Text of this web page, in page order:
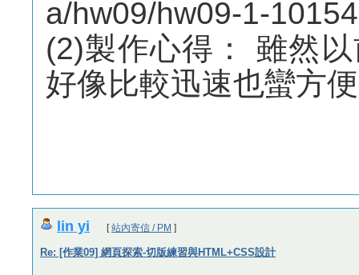
a/hw09/hw09-1-
(2)製作心得： 雖然
好像比較迅速也蠻方
lin yi [站內寄信 / PM ]
Re: [作業09] 網頁探索-切版練習與HTML+CSS設計